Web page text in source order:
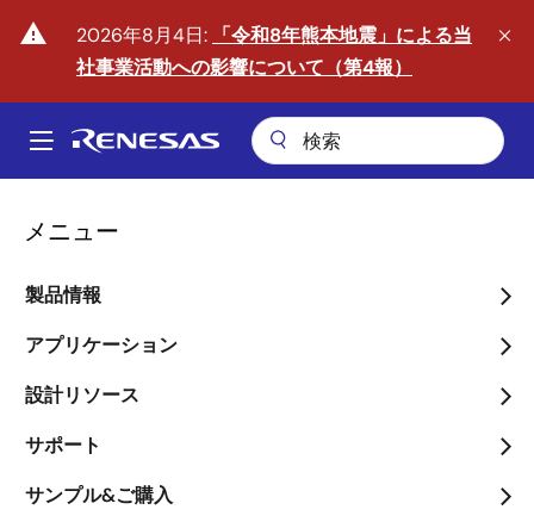
コ
ン
warning 2026年8月4日:
「令和8年熊本地震」による当
社事業活動への影響について（第4報）
Main
メニュー
製品情報
アプリケーション
設計リソース
サポート
サンプル&ご購入
フィジカルAIの時代へ
詳しくはこちら